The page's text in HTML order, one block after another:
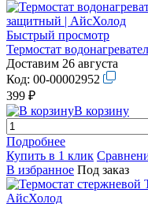
Быстрый просмотр
Термостат
Доставим 26 августа
Код: 00-00002952
399 ₽
В корзину
Подробнее
Купить в 1 клик
В избранное Под заказ